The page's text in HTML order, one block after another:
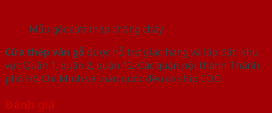
Mẫu góc cửa thép chống cháy
Cửa thép vân gỗ được hỗ trợ giao hàng và lắp đặt khu
vực Quận 1, quận 2, quận 12, Các quận nội thành Thành
phố Hồ Chí Minh và toàn quốc đều có ship COD.
Đánh giá